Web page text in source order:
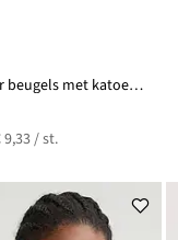
Bh zonder beugels met katoen (set van 3)
/ st.